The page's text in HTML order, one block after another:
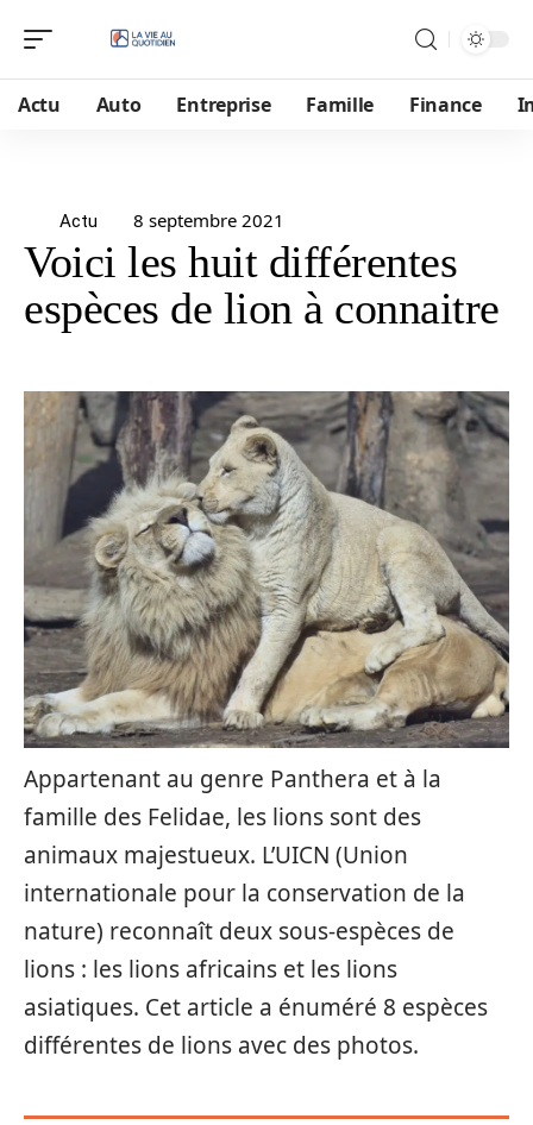
Actu Auto Entreprise Famille Finance
Actu 8 septembre 2021
Voici les huit différentes
espèces de lion à connaitre
Appartenant au genre Panthera et à la
famille des Felidae, les lions sont des
animaux majestueux. L’UICN (Union
internationale pour la conservation de la
nature) reconnaît deux sous-espèces de
lions : les lions africains et les lions
asiatiques. Cet article a énuméré 8 espèces
différentes de lions avec des photos.